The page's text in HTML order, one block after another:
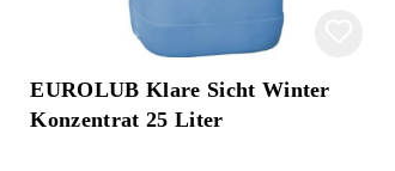
EUROLUB Klare Sicht Winter
Konzentrat 25 Liter